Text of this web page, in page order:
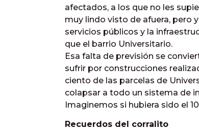
afectados, a los que no les
muy lindo visto de afuera, pero
servicios públicos y la
que el barrio Universitario.
Esa falta de previsión se
sufrir por construcciones
ciento de las parcelas de
colapsar a todo un sistema de
Imaginemos si hubiera sido el 10
Recuerdos del corralito